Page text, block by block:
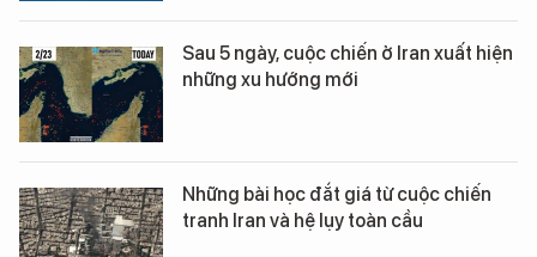
Sau 5 ngày, cuộc chiến ở Iran xuất hiện
những xu hướng mới
Những bài học đắt giá từ cuộc chiến
tranh Iran và hệ lụy toàn cầu